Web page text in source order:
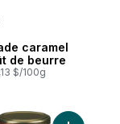
caramel
de beurre
$/100g